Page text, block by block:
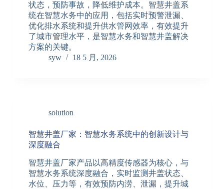
状态，预防事故，降低维护成本。智慧井盖系
统在智慧水务中的应用，包括实时预警泄漏、
优化排水系统和提升供水管网效率，有效提升
了城市管理水平，是智慧水务和智慧井盖解决
方案的关键。
syw
18 5 月, 2026
solution
智慧井盖厂家：智慧水务系统中的创新设计与
深度融合
智慧井盖厂家产品以高精度传感器为核心，与
智慧水务系统深度融合，实时监测井盖状态、
水位、压力等，有效预防内涝、泄漏，提升城